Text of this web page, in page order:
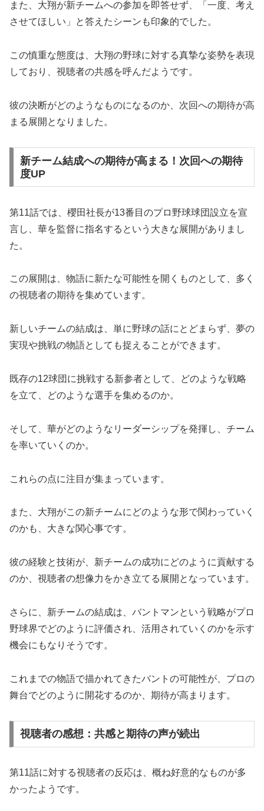
また、大翔が新チームへの参加を即答せず、「一度、考え
させてほしい」と答えたシーンも印象的でした。
この慎重な態度は、大翔の野球に対する真摯な姿勢を表現
しており、視聴者の共感を呼んだようです。
彼の決断がどのようなものになるのか、次回への期待が高
まる展開となりました。
新チーム結成への期待が高まる！次回への期待
度UP
第11話では、櫻田社長が13番目のプロ野球球団設立を宣
言し、華を監督に指名するという大きな展開がありまし
た。
この展開は、物語に新たな可能性を開くものとして、多く
の視聴者の期待を集めています。
新しいチームの結成は、単に野球の話にとどまらず、夢の
実現や挑戦の物語としても捉えることができます。
既存の12球団に挑戦する新参者として、どのような戦略
を立て、どのような選手を集めるのか。
そして、華がどのようなリーダーシップを発揮し、チーム
を率いていくのか。
これらの点に注目が集まっています。
また、大翔がこの新チームにどのような形で関わっていく
のかも、大きな関心事です。
彼の経験と技術が、新チームの成功にどのように貢献する
のか、視聴者の想像力をかき立てる展開となっています。
さらに、新チームの結成は、バントマンという戦略がプロ
野球界でどのように評価され、活用されていくのかを示す
機会にもなりそうです。
これまでの物語で描かれてきたバントの可能性が、プロの
舞台でどのように開花するのか、期待が高まります。
視聴者の感想：共感と期待の声が続出
第11話に対する視聴者の反応は、概ね好意的なものが多
かったようです。